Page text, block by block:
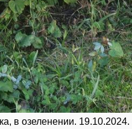
в озеленении. 19.10.2024.